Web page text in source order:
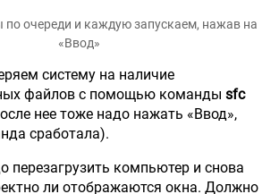
очереди и каждую запускаем, нажав на
«Ввод»
систему на наличие
файлов с помощью команды sfc
нее тоже надо нажать «Ввод»,
сработала).
перезагрузить компьютер и снова
ли отображаются окна. Должно